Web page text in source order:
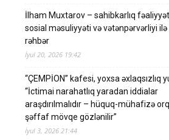
İlham Muxtarov – sahibkarlıq
sosial məsuliyyəti və vətənpərvərliyi ilə
rəhbər
İyul 20, 2026 19:42
“ÇEMPİON” kafesi, yoxsa əxlaqsızlıq
“İctimai narahatlıq yaradan iddialar
araşdırılmalıdır – hüquq-mühafizə
şəffaf mövqe gözlənilir”
İyul 3, 2026 21:44